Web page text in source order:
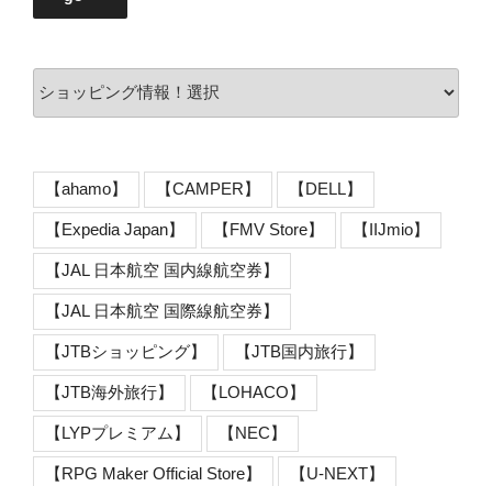
【ahamo】 【CAMPER】 【DELL】
【Expedia Japan】 【FMV Store】 【IIJmio】
【JAL 日本航空 国内線航空券】
【JAL 日本航空 国際線航空券】
【JTBショッピング】 【JTB国内旅行】
【JTB海外旅行】 【LOHACO】
【LYPプレミアム】 【NEC】
【RPG Maker Official Store】 【U-NEXT】